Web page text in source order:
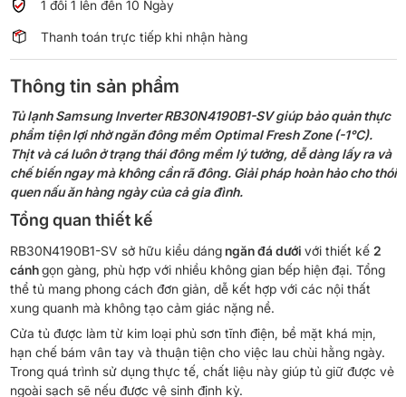
1 đổi 1 lên đến 10 Ngày
Thanh toán trực tiếp khi nhận hàng
Thông tin sản phẩm
Tủ lạnh Samsung Inverter RB30N4190B1-SV giúp bảo quản thực
phẩm tiện lợi nhờ ngăn đông mềm Optimal Fresh Zone (-1°C).
Thịt và cá luôn ở trạng thái đông mềm lý tưởng, dễ dàng lấy ra và
chế biến ngay mà không cần rã đông. Giải pháp hoàn hảo cho thói
quen nấu ăn hàng ngày của cả gia đình.
Tổng quan thiết kế
RB30N4190B1-SV sở hữu kiểu dángngăn đá dưới với thiết kế 2
cánhgọn gàng, phù hợp với nhiều không gian bếp hiện đại. Tổng
thể tủ mang phong cách đơn giản, dễ kết hợp với các nội thất
xung quanh mà không tạo cảm giác nặng nề.
Cửa tủ được làm từ kim loại phủ sơn tĩnh điện, bề mặt khá mịn,
hạn chế bám vân tay và thuận tiện cho việc lau chùi hằng ngày.
Trong quá trình sử dụng thực tế, chất liệu này giúp tủ giữ được vẻ
ngoài sạch sẽ nếu được vệ sinh định kỳ.